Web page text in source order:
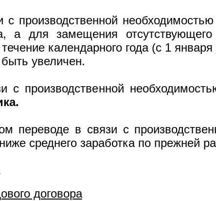
производственной необходимостью
а для замещения
календарного года (с 1
увеличен.
с производственной
переводе в связи с
среднего заработка по прежней
договора